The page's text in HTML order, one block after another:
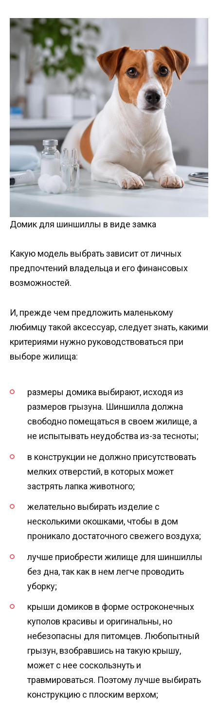
Домик для шиншиллы в виде замка
Какую модель выбрать зависит от личных
предпочтений владельца и его финансовых
возможностей.
И, прежде чем предложить маленькому
любимцу такой аксессуар, следует знать, какими
критериями нужно руководствоваться при
выборе жилища:
размеры домика выбирают, исходя из
размеров грызуна. Шиншилла должна
свободно помещаться в своем жилище, а
не испытывать неудобства из-за тесноты;
в конструкции не должно присутствовать
мелких отверстий, в которых может
застрять лапка животного;
желательно выбирать изделие с
несколькими окошками, чтобы в дом
проникало достаточного свежего воздуха;
лучше приобрести жилище для шиншиллы
без дна, так как в нем легче проводить
уборку;
крыши домиков в форме остроконечных
куполов красивы и оригинальны, но
небезопасны для питомцев. Любопытный
грызун, взобравшись на такую крышу,
может с нее соскользнуть и
травмироваться. Поэтому лучше выбирать
конструкцию с плоским верхом;